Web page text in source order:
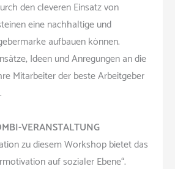
den cleveren Einsatz von
eine nachhaltige und
aufbauen können.
Ideen und Anregungen an die
Mitarbeiter der beste Arbeitgeber
VERANSTALTUNG
zu diesem Workshop bietet das
auf sozialer Ebene“.